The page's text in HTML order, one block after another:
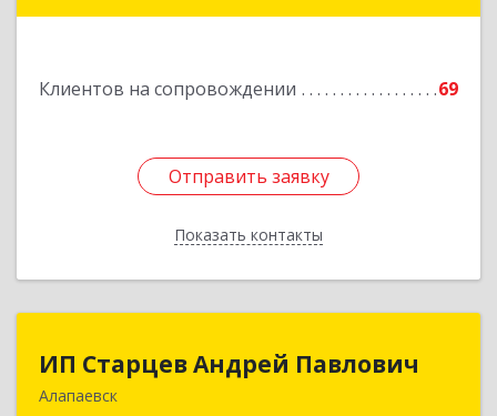
Клиентов на сопровождении 69
Отправить заявку
Показать контакты
Подробнее
Отправить заявку
Назад
ИП Старцев Андрей Павлович
Алапаевск
ИП Старцев Андрей Павлович
624601, Свердловская обл, Алапаевск г,